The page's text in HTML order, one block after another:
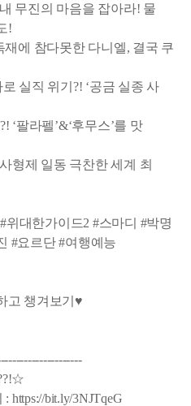
무진의 마음을 잡아라! 물
!
에 참다못한 다니엘, 결국 쿠
실직 위기?! ‘공금 실종 사
‘팔라펠’&‘후무스’를 맛
형제 일동 극찬한 세계 최
위대한가이드2 #스마디 #박명
#요르단 #여행예능
고 챙겨보기♥
https://bit.ly/3NJTqeG